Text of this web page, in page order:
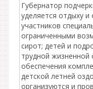
Губернатор
уделяется отдыху
участников
ограниченными
сирот; детей и
трудной жизненной
обеспечения
детской летней
организуются и